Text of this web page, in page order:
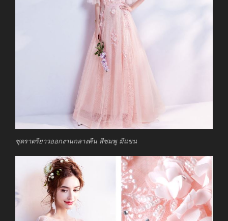
ชุดราตรียาวออกงานกลางคืน สีชมพู มีแขน